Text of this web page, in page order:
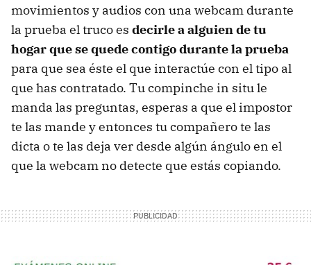
movimientos y audios con una webcam durante
la prueba el truco es decirle a alguien de tu
hogar que se quede contigo durante la prueba
para que sea éste el que interactúe con el tipo al
que has contratado. Tu compinche in situ le
manda las preguntas, esperas a que el impostor
te las mande y entonces tu compañero te las
dicta o te las deja ver desde algún ángulo en el
que la webcam no detecte que estás copiando.